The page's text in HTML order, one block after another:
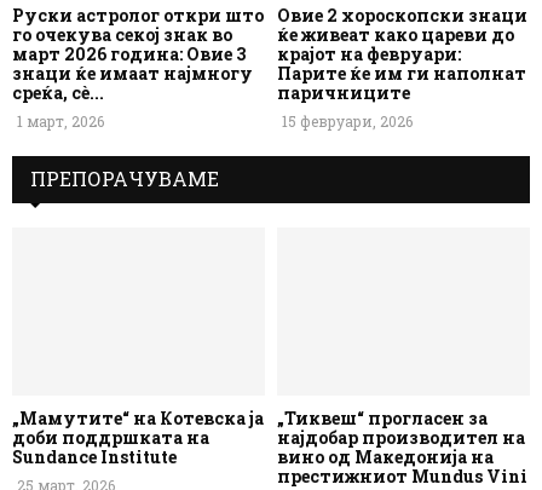
Руски астролог откри што
го очекува секој знак во
март 2026 година: Овие 3
знаци ќе имаат најмногу
среќа, сè...
1 март, 2026
Овие 2 хороскопски знаци
ќе живеат како цареви до
крајот на февруари:
Парите ќе им ги наполнат
паричниците
15 февруари, 2026
ПРЕПОРАЧУВАМЕ
„Мамутите“ на Котевска ја
доби поддршката на
Sundance Institute
25 март, 2026
„Тиквеш“ прогласен за
најдобар производител на
вино од Македонија на
престижниот Mundus Vini